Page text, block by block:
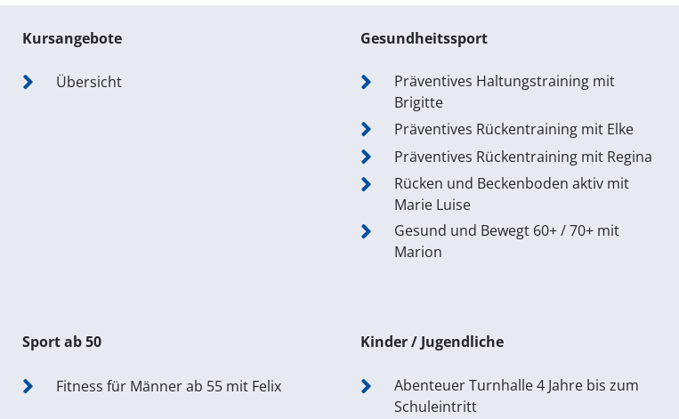
Kursangebote
Übersicht
Gesundheitssport
Präventives Haltungstraining mit
Brigitte
Präventives Rückentraining mit Elke
Präventives Rückentraining mit Regina
Rücken und Beckenboden aktiv mit
Marie Luise
Gesund und Bewegt 60+ / 70+ mit
Marion
Sport ab 50
Fitness für Männer ab 55 mit Felix
Kinder / Jugendliche
Abenteuer Turnhalle 4 Jahre bis zum
Schuleintritt